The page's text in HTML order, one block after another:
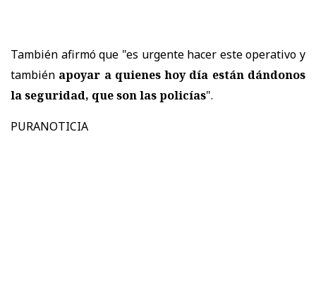
También afirmó que "es urgente hacer este operativo y
también apoyar a quienes hoy día están dándonos
la seguridad, que son las policías".
PURANOTICIA